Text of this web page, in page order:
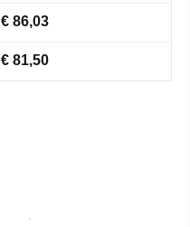
€ 86,03
€ 81,50